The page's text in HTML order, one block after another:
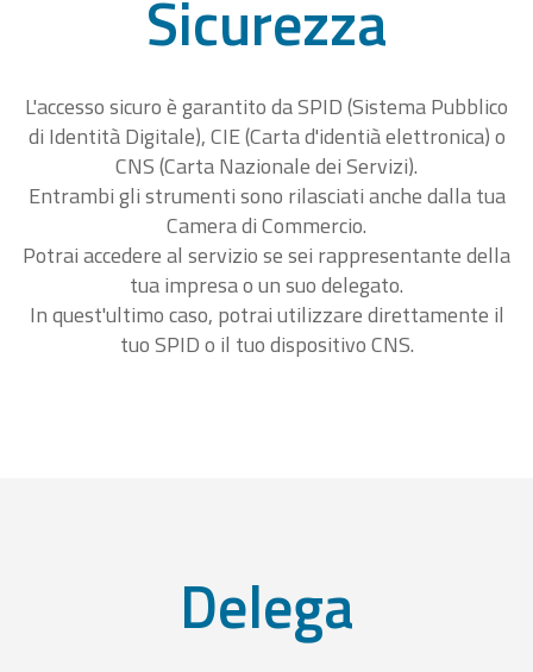
Sicurezza
L'accesso sicuro è garantito da SPID (Sistema Pubblico
di Identità Digitale), CIE (Carta d'identià elettronica) o
CNS (Carta Nazionale dei Servizi).
Entrambi gli strumenti sono rilasciati anche dalla tua
Camera di Commercio.
Potrai accedere al servizio se sei rappresentante della
tua impresa o un suo delegato.
In quest'ultimo caso, potrai utilizzare direttamente il
tuo SPID o il tuo dispositivo CNS.
Delega